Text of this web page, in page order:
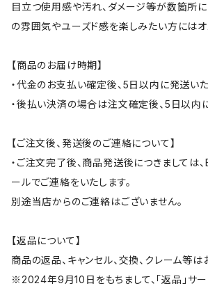
目立つ使用感や汚れ、ダメージ等が数箇所
の雰囲気やユーズド感を楽しみたい方にはオ
【商品のお届け時期】
・代金のお支払い確定後、5日以内に発送いた
・後払い決済の場合は注文確定後、5日以内
【ご注文後、発送後のご連絡について】
・ご注文完了後、商品発送後につきましては
ールでご連絡をいたします。
別途当店からのご連絡はございません。
【返品について】
商品の返品、キャンセル、交換、クレーム等は
※2024年9月10日をもちまして、「返品」サ